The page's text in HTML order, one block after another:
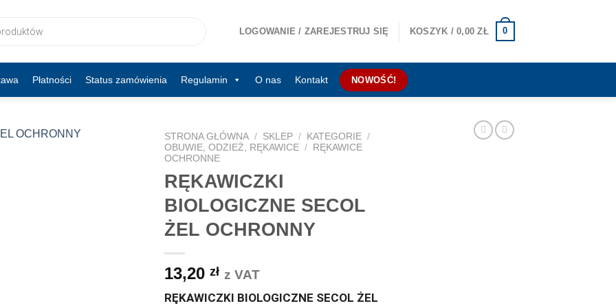
LOGOWANIE / ZAREJESTRUJ SIĘ KOSZYK /0,00ZŁ 0
Płatności Status zamówienia Regulamin O nas Kontakt NOWOŚĆ!
STRONA GŁÓWNA / SKLEP / KATEGORIE /
OBUWIE, ODZIEŻ, RĘKAWICE /
RĘKAWICE
OCHRONNE
RĘKAWICZKI
BIOLOGICZNE SECOL
ŻEL OCHRONNY
13,20 zł z VAT
RĘKAWICZKI BIOLOGICZNE SECOL ŻEL